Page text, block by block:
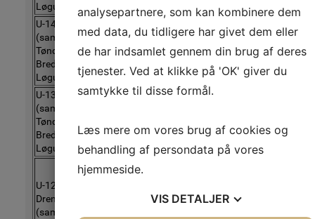
Løgumkloster)
U-14 Drenge
(samarb. hold
Tønder,
Bredebro og
Løgumkloster)
2012
Træner
forskellige
Michael
U-13 Drenge
(samarb. hold
Tønder,
Bredebro og
Løgumkloster)
steder
U-12/13
Drenge
(samarb.
17.00-18.30
Træner lige
analysepartnere, som kan kombinere dem
med data, du tidligere har givet dem eller
de har indsamlet gennem din brug af deres
tjenester. Ved at klikke på 'OK' giver du
samtykke til disse formål.
Læs mere om vores brug af cookies og
behandling af persondata på vores
hjemmeside.
VIS DETALJER